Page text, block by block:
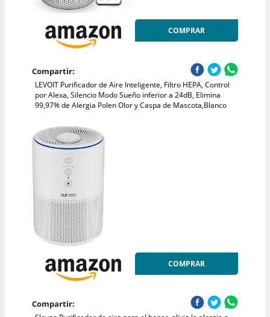
COMPRAR
Compartir:
LEVOIT Purificador de Aire Inteligente, Filtro HEPA, Control
por Alexa, Silencio Modo Sueño inferior a 24dB, Elimina
99,97% de Alergia Polen Olor y Caspa de Mascota,Blanco
COMPRAR
Compartir: